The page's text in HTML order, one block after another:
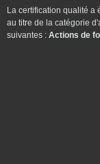
La certification qualité a
au titre de la catégorie
suivantes : Actions de